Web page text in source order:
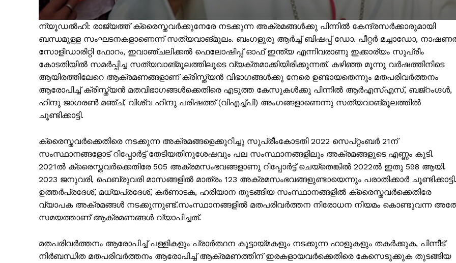
PALA VISION
PALA VISION
About
Subscription Plans
My account
ന്യൂഡൽഹി: രാജ്യത്ത് ക്രൈസ്തവർക്കുനേരേ നടക്കുന്ന അക്രമങ്ങൾക്കു പിന്നിൽ കേന്ദ്രസർക്കാരുമായി
ബന്ധമുള്ള സംഘടനകളാണെന്ന് സത്യവാങ്മൂലം. ബംഗളൂരു ആർച്ച് ബിഷപ്പ് ഡോ. പീറ്റർ മച്ചാഡോ,
സോളിഡാരിറ്റി ഫോറം, ഇവാഞ്ചലിക്കൽ ഫെലോഷിപ്പ് ഓഫ് ഇന്ത്യ എന്നിവരാണു ഇക്കാര്യം സുപ്രീം
കോടതിയിൽ സമർപ്പിച്ച സത്യവാങ്മൂലത്തിലൂടെ വ്യക്തമാക്കിയിരിക്കുന്നത്. കഴിഞ്ഞ മൂന്നു വർഷത്തിനിടെ
ആയിരത്തിലേറെ ആക്രമണങ്ങളാണ് ക്രിസ്ത്യൻ വിഭാഗങ്ങൾക്കു നേരെ ഉണ്ടായതെന്നും മതപരിവർത്തനം
ആരോപിച്ച് ക്രിസ്ത്യൻ മതവിഭാഗങ്ങൾക്കെതിരെ എടുത്ത കേസുകൾക്കു പിന്നിൽ ആർഎസ്എസ്, ബജ്റംഗ്ദൾ,
ഹിന്ദു ജാഗരണ്‍ മഞ്ച്, വിശ്വ ഹിന്ദു പരിഷത്ത് (വിഎച്ച്പി) അംഗങ്ങളാണെന്നു സത്യവാങ്മൂലത്തിൽ
ചൂണ്ടിക്കാട്ടി.
ക്രൈസ്തവർക്കെതിരെ നടക്കുന്ന അക്രമങ്ങളെക്കുറിച്ചു സുപ്രീംകോടതി 2022 സെപ്റ്റംബർ 21ന്
സംസ്ഥാനങ്ങളോട് റിപ്പോർട്ട് തേടിയതിനുശേഷവും പല സംസ്ഥാനങ്ങളിലും അക്രമങ്ങളുടെ എണ്ണം കൂടി.
2021ൽ ക്രൈസ്തവർക്കെതിരേ 505 അക്രമസംഭവങ്ങളാണു റിപ്പോർട്ട് ചെയ്തെങ്കിൽ 2022ൽ ഇതു 598 ആയി.
2023 ജനുവരി, ഫെബ്രുവരി മാസങ്ങളിൽ മാത്രം 123 അക്രമസംഭവങ്ങളുണ്ടായെന്നും പരാതിക്കാർ ചൂണ്ടിക്കാട്ടി.
ഉത്തർപ്രദേശ്, മധ്യപ്രദേശ്, കർണാടക, ഹരിയാന തുടങ്ങിയ സംസ്ഥാനങ്ങളിൽ ക്രൈസ്തവർക്കെതിരേ
വ്യാപക അക്രമങ്ങൾ നടക്കുന്നുണ്ട്.സംസ്ഥാനങ്ങളിൽ മതപരിവർത്തന നിരോധന നിയമം കൊണ്ടുവന്ന
സമയത്താണ് ആക്രമണങ്ങൾ വ്യാപിച്ചത്.
മതപരിവർത്തനം ആരോപിച്ച് പള്ളികളും പ്രാർത്ഥന കൂട്ടായ്മകളും നടക്കുന്ന ഹാളുകളും തകർക്കുക, പിന്നീട്
നിർബന്ധിത മതപരിവർത്തനം ആരോപിച്ച് ആക്രമണത്തിന് ഇരകളായവർക്കെതിരെ കേസെടുക്കുക തുടങ്ങിയ